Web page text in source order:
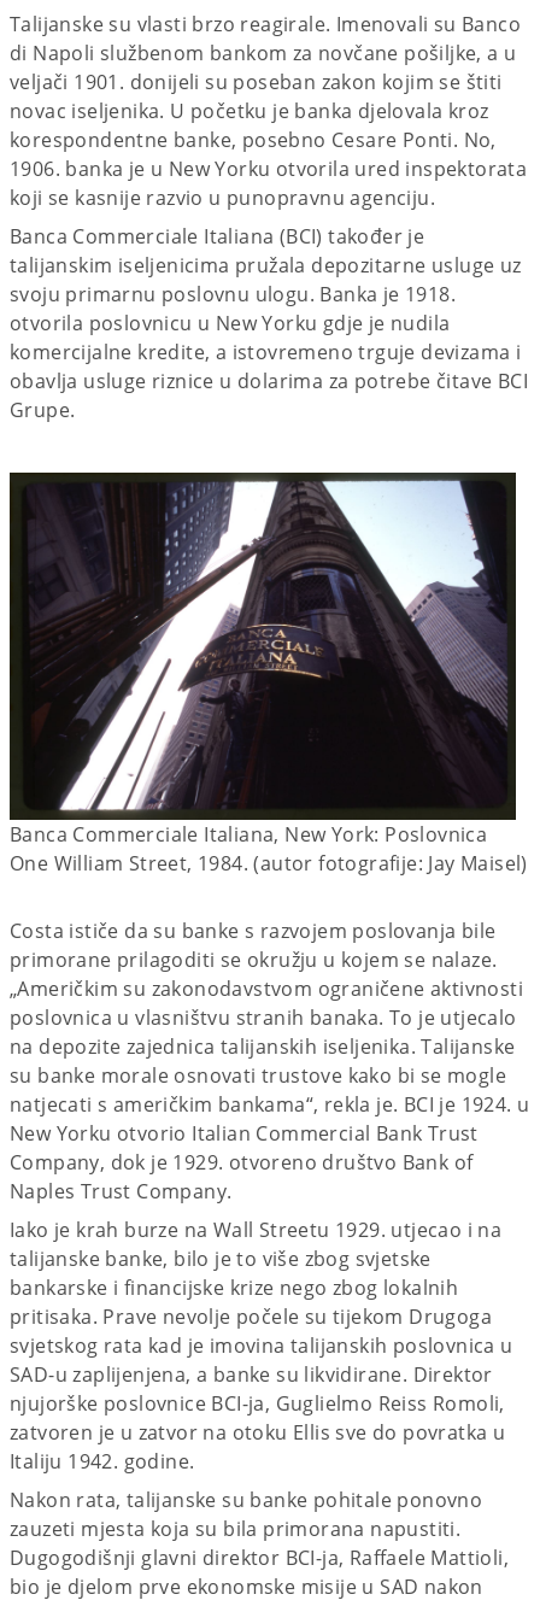
Talijanske su vlasti brzo reagirale. Imenovali su Banco
di Napoli službenom bankom za novčane pošiljke, a u
veljači 1901. donijeli su poseban zakon kojim se štiti
novac iseljenika. U početku je banka djelovala kroz
korespondentne banke, posebno Cesare Ponti. No,
1906. banka je u New Yorku otvorila ured inspektorata
koji se kasnije razvio u punopravnu agenciju.
Banca Commerciale Italiana (BCI) također je
talijanskim iseljenicima pružala depozitarne usluge uz
svoju primarnu poslovnu ulogu. Banka je 1918.
otvorila poslovnicu u New Yorku gdje je nudila
komercijalne kredite, a istovremeno trguje devizama i
obavlja usluge riznice u dolarima za potrebe čitave BCI
Grupe.
Banca Commerciale Italiana, New York: Poslovnica
One William Street, 1984. (autor fotografije: Jay Maisel)
Costa ističe da su banke s razvojem poslovanja bile
primorane prilagoditi se okružju u kojem se nalaze.
„Američkim su zakonodavstvom ograničene aktivnosti
poslovnica u vlasništvu stranih banaka. To je utjecalo
na depozite zajednica talijanskih iseljenika. Talijanske
su banke morale osnovati trustove kako bi se mogle
natjecati s američkim bankama“, rekla je. BCI je 1924. u
New Yorku otvorio Italian Commercial Bank Trust
Company, dok je 1929. otvoreno društvo Bank of
Naples Trust Company.
Iako je krah burze na Wall Streetu 1929. utjecao i na
talijanske banke, bilo je to više zbog svjetske
bankarske i financijske krize nego zbog lokalnih
pritisaka. Prave nevolje počele su tijekom Drugoga
svjetskog rata kad je imovina talijanskih poslovnica u
SAD-u zaplijenjena, a banke su likvidirane. Direktor
njujorške poslovnice BCI-ja, Guglielmo Reiss Romoli,
zatvoren je u zatvor na otoku Ellis sve do povratka u
Italiju 1942. godine.
Nakon rata, talijanske su banke pohitale ponovno
zauzeti mjesta koja su bila primorana napustiti.
Dugogodišnji glavni direktor BCI-ja, Raffaele Mattioli,
bio je djelom prve ekonomske misije u SAD nakon